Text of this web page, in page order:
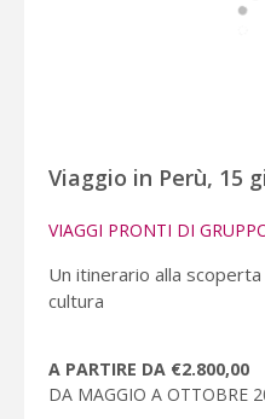
Viaggio in Perù, 15
VIAGGI PRONTI DI
Un itinerario alla
cultura
A PARTIRE DA €2.800,00
DA MAGGIO A OTTOBRE